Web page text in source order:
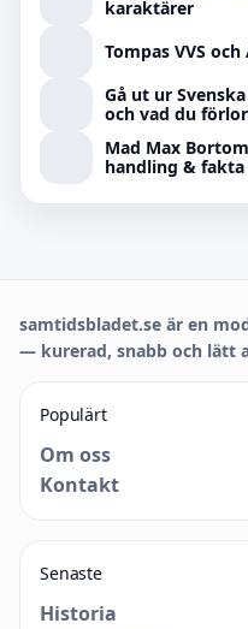
karaktärer
Tompas VVS
Gå ut ur
och vad du
Mad Max
handling & fakta
samtidsbladet.se är en
— kurerad, snabb och lätt
Populärt
Om oss
Kontakt
Senaste
Historia